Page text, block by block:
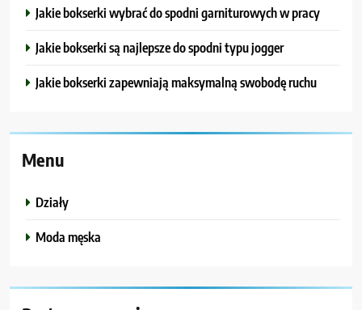
Jakie bokserki wybrać do spodni garniturowych w pracy
Jakie bokserki są najlepsze do spodni typu jogger
Jakie bokserki zapewniają maksymalną swobodę ruchu
Menu
Działy
Moda męska